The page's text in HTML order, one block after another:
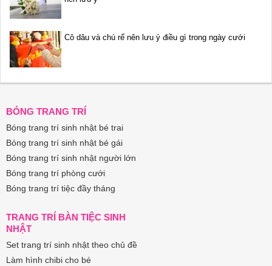
Cô dâu và chú rể nên lưu ý điều gì trong ngày cưới
BÓNG TRANG TRÍ
Bóng trang trí sinh nhật bé trai
Bóng trang trí sinh nhật bé gái
Bóng trang trí sinh nhật người lớn
Bóng trang trí phòng cưới
Bóng trang trí tiệc đầy tháng
TRANG TRÍ BÀN TIỆC SINH
NHẬT
Set trang trí sinh nhật theo chủ đề
Làm hình chibi cho bé